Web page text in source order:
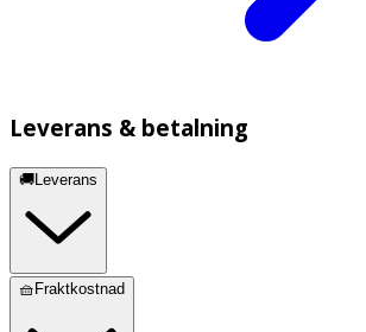
Leverans & betalning
🚚Leverans
🧺Fraktkostnad